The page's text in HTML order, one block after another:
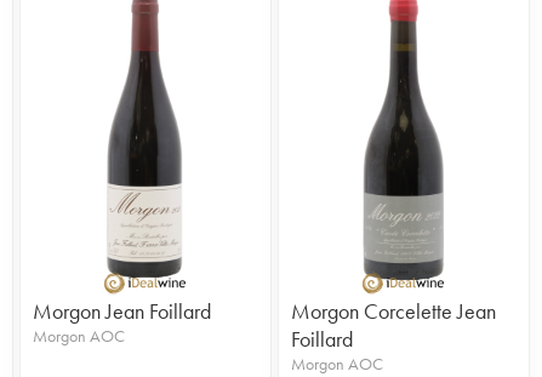
Morgon Jean Foillard
Morgon AOC
Morgon Corcelette Jean
Foillard
Morgon AOC